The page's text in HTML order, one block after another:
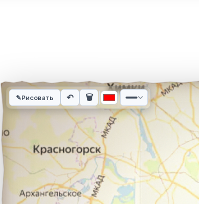
Интерактивная карта автомобильного маршрута из
✎Рисовать ↶ 🗑